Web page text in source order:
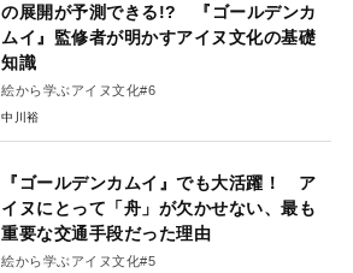
の展開が予測できる!? 『ゴールデンカ
ムイ』監修者が明かすアイヌ文化の基礎
知識
絵から学ぶアイヌ文化#6
中川裕
『ゴールデンカムイ』でも大活躍！ ア
イヌにとって「舟」が欠かせない、最も
重要な交通手段だった理由
絵から学ぶアイヌ文化#5